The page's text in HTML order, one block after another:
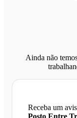
Ainda não
Receba um